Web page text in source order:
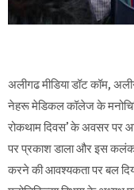
अलीगढ मीडिया डॉट कॉम,
नेहरू मेडिकल कॉलेज के
रोकथाम दिवस’ के अवसर पर
पर प्रकाश डाला और इस कलंक
करने की आवश्यकता पर बल